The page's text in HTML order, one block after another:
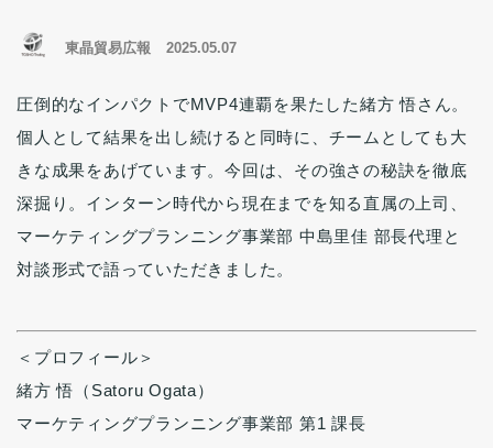
東晶貿易広報 2025.05.07
圧倒的なインパクトでMVP4連覇を果たした緒方 悟さん。
個人として結果を出し続けると同時に、チームとしても大
きな成果をあげています。今回は、その強さの秘訣を徹底
深掘り。インターン時代から現在までを知る直属の上司、
マーケティングプランニング事業部 中島里佳 部長代理と
対談形式で語っていただきました。
＜プロフィール＞
緒方 悟（Satoru Ogata）
マーケティングプランニング事業部 第1 課長